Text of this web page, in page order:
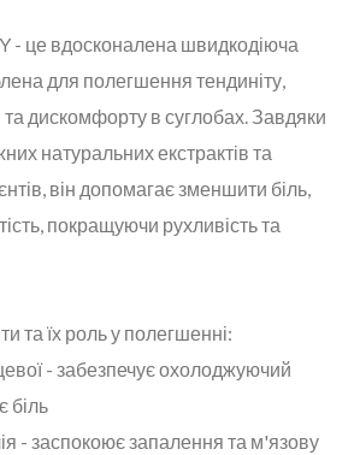
- це вдосконалена швидкодіюча
для полегшення тендиніту,
дискомфорту в суглобах. Завдяки
натуральних екстрактів та
він допомагає зменшити біль,
покращуючи рухливість та
та їх роль у полегшенні:
- забезпечує охолоджуючий
біль
- заспокоює запалення та м'язову